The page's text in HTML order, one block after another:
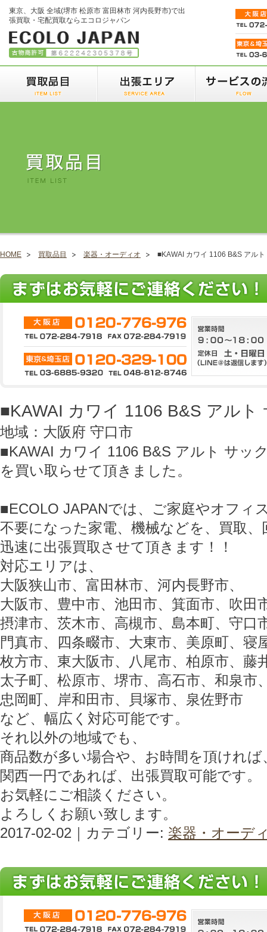
東京、大阪 全域(堺市 松原市 富田林市 河内長野市)で出
張買取・宅配買取ならエコロジャパン
HOME 買取品目 楽器・オーディオ ■KAWAI カワイ 1106 B&S アル
■KAWAI カワイ 1106 B&S アルト
地域：大阪府 守口市
■KAWAI カワイ 1106 B&S アルト サッ
を買い取らせて頂きました。
■ECOLO JAPANでは、ご家庭やオフィ
不要になった家電、機械などを、買取
迅速に出張買取させて頂きます！！
対応エリアは、
大阪狭山市、富田林市、河内長野市、
大阪市、豊中市、池田市、箕面市、吹田
摂津市、茨木市、高槻市、島本町、守口
門真市、四条畷市、大東市、美原町、寝
枚方市、東大阪市、八尾市、柏原市、藤
太子町、松原市、堺市、高石市、和泉市
忠岡町、岸和田市、貝塚市、泉佐野市
など、幅広く対応可能です。
それ以外の地域でも、
商品数が多い場合や、お時間を頂ければ
関西一円であれば、出張買取可能です。
お気軽にご相談ください。
よろしくお願い致します。
2017-02-02｜カテゴリー: 楽器・オーデ